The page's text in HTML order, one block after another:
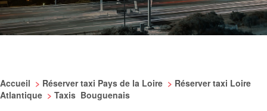
Accueil > Réserver taxi Pays de la Loire > Réserver taxi Loire
Atlantique > Taxis Bouguenais